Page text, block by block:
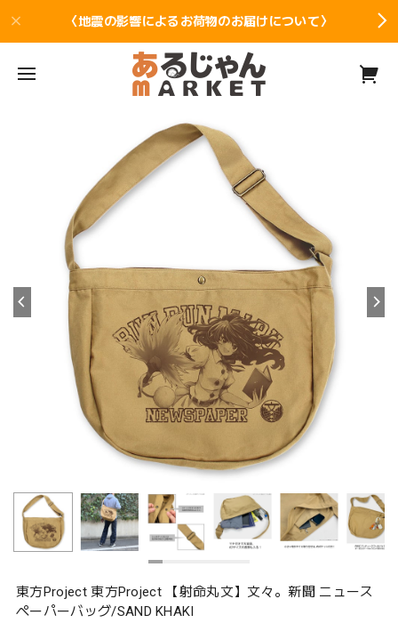
〈地震の影響によるお荷物のお届けについて〉
東方Project 東方Project 【射命丸文】文々。新聞 ニュース
ペーパーバッグ/SAND KHAKI